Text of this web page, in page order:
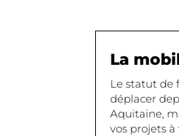
La
Le statut de
déplacer
Aquitaine,
vos projets à